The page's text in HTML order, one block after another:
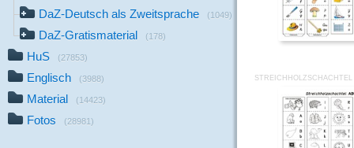
DaZ-Deutsch als Zweitsprache (1049)
DaZ-Gratismaterial (178)
HuS (27853)
Englisch (3988)
Material (14423)
Fotos (28981)